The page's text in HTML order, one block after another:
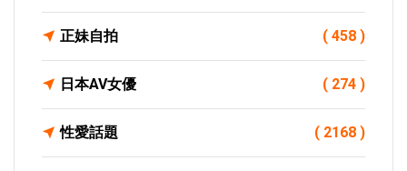
正妹自拍 ( 458 )
日本AV女優 ( 274 )
性愛話題 ( 2168 )